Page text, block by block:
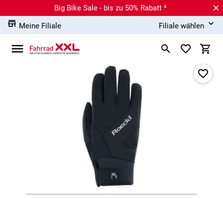
Big Bike Sale - bis zu 50% Rabatt ⁴
Meine Filiale
Filiale wählen